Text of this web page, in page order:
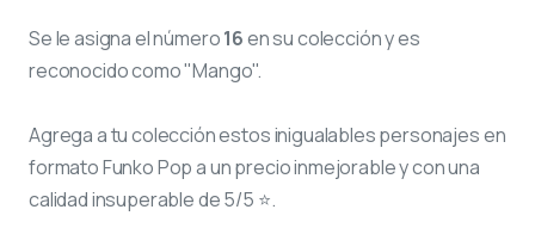
Se le asigna el número16en su colección y es
reconocido como "Mango".
Agrega a tu colección estos inigualables personajes en
formato Funko Pop a un precio inmejorable y con una
calidad insuperable de 5/5 ⭐.